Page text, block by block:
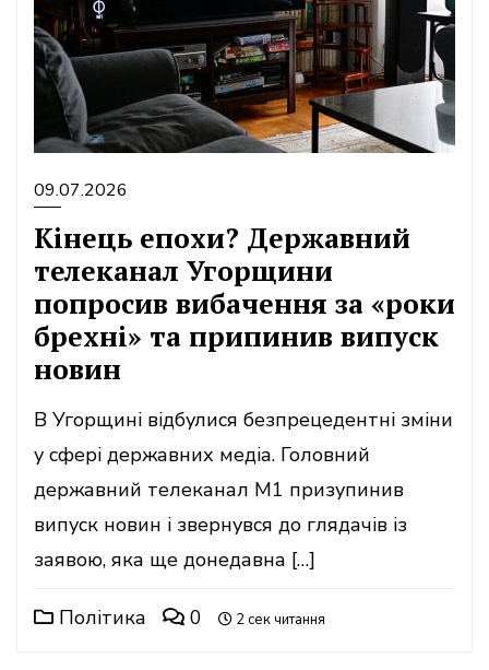
09.07.2026
Кінець епохи? Державний
телеканал Угорщини
попросив вибачення за «роки
брехні» та припинив випуск
новин
В Угорщині відбулися безпрецедентні зміни
у сфері державних медіа. Головний
державний телеканал M1 призупинив
випуск новин і звернувся до глядачів із
заявою, яка ще донедавна […]
Політика 0 2 сек читання